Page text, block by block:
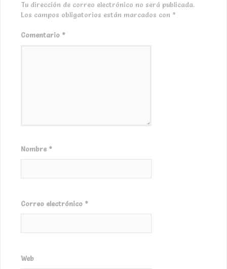
Tu dirección de correo electrónico no será publicada.
Los campos obligatorios están marcados con *
Comentario *
Nombre *
Correo electrónico *
Web